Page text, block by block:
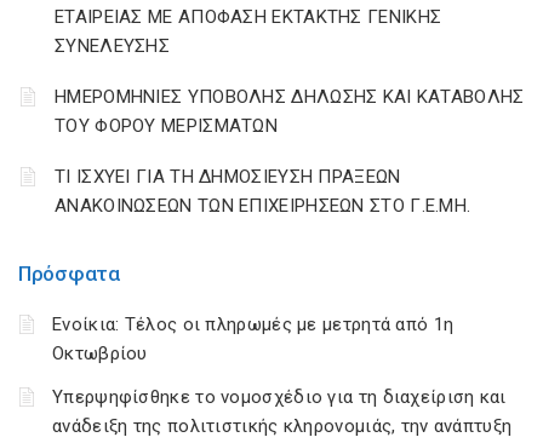
Πρόσφατα
Ενοίκια: Τέλος οι πληρωμές με μετρητά από 1η
Οκτωβρίου
Υπερψηφίσθηκε το νομοσχέδιο για τη διαχείριση και
ανάδειξη της πολιτιστικής κληρονομιάς, την ανάπτυξη
ΕΤΑΙΡΕΙΑΣ ΜΕ ΑΠΟΦΑΣΗ ΕΚΤΑΚΤΗΣ ΓΕΝΙΚΗΣ
ΣΥΝΕΛΕΥΣΗΣ
ΗΜΕΡΟΜΗΝΙΕΣ ΥΠΟΒΟΛΗΣ ΔΗΛΩΣΗΣ ΚΑΙ ΚΑΤΑΒΟΛΗΣ
ΤΟΥ ΦΟΡΟΥ ΜΕΡΙΣΜΑΤΩΝ
ΤΙ ΙΣΧΥΕΙ ΓΙΑ ΤΗ ΔΗΜΟΣΙΕΥΣΗ ΠΡΑΞΕΩΝ
ΑΝΑΚΟΙΝΩΣΕΩΝ ΤΩΝ ΕΠΙΧΕΙΡΗΣΕΩΝ ΣΤΟ Γ.Ε.ΜΗ.